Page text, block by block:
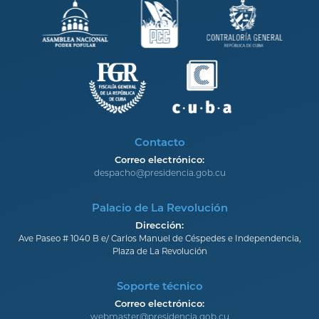
Contacto
Correo electrónico:
despacho@presidencia.gob.cu
Palacio de La Revolución
Dirección:
Ave Paseo # 1040 B e/ Carlos Manuel de Céspedes e Independencia,
Plaza de La Revolución
Soporte técnico
Correo electrónico:
webmaster@presidencia.gob.cu